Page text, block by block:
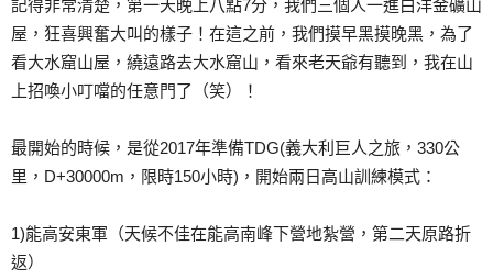
記得非常清楚，第一天晚上八點7分，我們三個人一進白洋金礦山
屋，狂喜興奮大叫的樣子！在這之前，我們摸早黑摸晚黑，為了
看大水窟山屋，繞遠路去大水窟山，看來老天爺有聽到，我在山
上招喚小叮噹的任意門了（笑）！
最開始的時候，是從2017年準備TDG(義大利巨人之旅，330公
里，D+30000m，限時150小時)，開始兩日高山訓練模式：
1)能高安東軍（天候不佳在能高南峰下營地紮營，第二天原路折
返）